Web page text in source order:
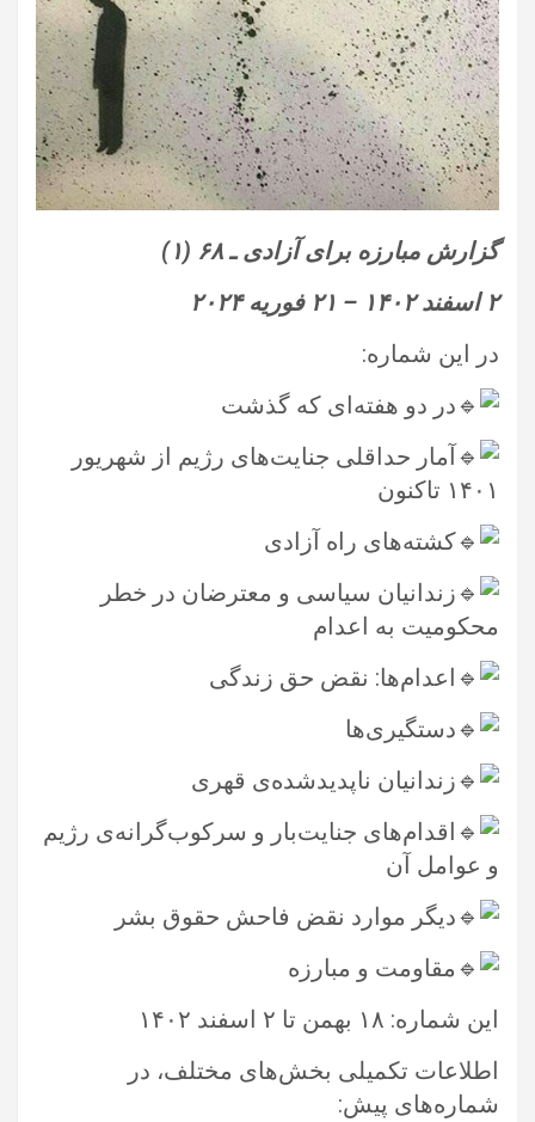
گزارش مبارزه برای آزادی ـ۶۸ (۱)‏
۲ اسفند۱۴۰۲ – ۲۱ فوریه‌۲۰۲۴
در این شماره:‏
در دو هفته‌ا‌ی که گذشت ‏
آمار حداقلی جنایت‌های رژیم از شهریور
۱۴۰۱ تاکنون
کشته‌های راه آزادی ‏
زندانیان سیاسی و معترضان در خطر
محکومیت به اعدام
اعدام‌ها: نقض حق زندگی
دستگیری‌ها ‏
زندانیان ناپدیدشده‌ی قهری
اقدام‌های جنایت‌بار و سرکوب‌گرانه‌ی رژیم
و عوامل آن
دیگر موارد نقض فاحش حقوق‎ ‎بشر ‏ ‏
مقاومت و مبارزه‌‏
این شماره: ۱۸ بهمن تا ۲ اسفند ۱۴۰۲ ‏
اطلاعات تکمیلی بخش‌های مختلف، در
شماره‌های پیش: